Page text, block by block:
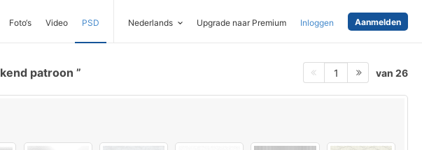
Foto‘s Video PSD Nederlands Upgrade naar Premium Inloggen Aanmelden
patroon 1 van 26